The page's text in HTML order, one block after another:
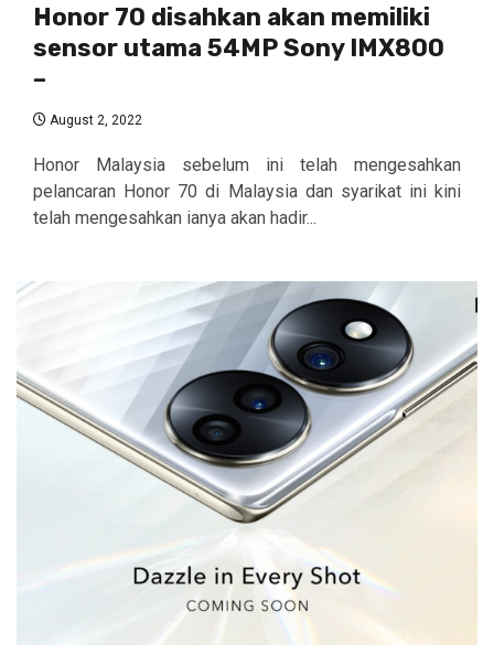
Honor 70 disahkan akan memiliki
sensor utama 54MP Sony IMX800
–
August 2, 2022
Honor Malaysia sebelum ini telah mengesahkan
pelancaran Honor 70 di Malaysia dan syarikat ini kini
telah mengesahkan ianya akan hadir...